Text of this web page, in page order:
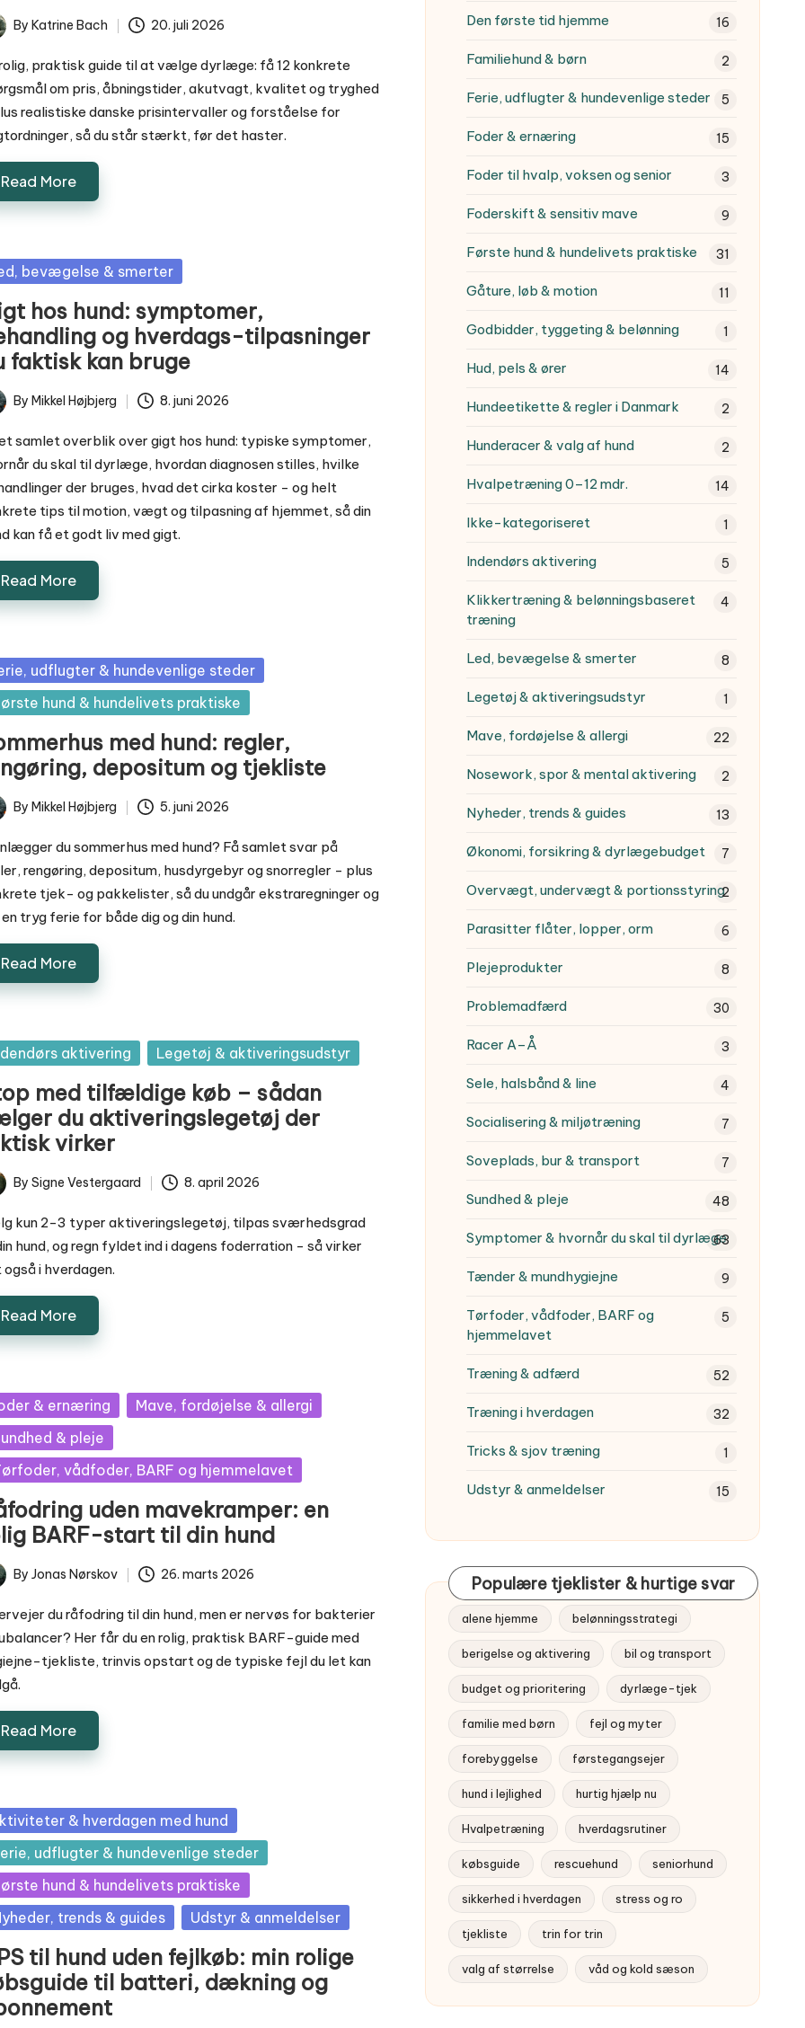
By Katrine Bach 20. juli 2026
praktisk guide til at vælge dyrlæge: få 12 konkrete
om pris, åbningstider, akutvagt, kvalitet og tryghed
realistiske danske prisintervaller og forståelse for
så du står stærkt, før det haster.
Read More
bevægelse & smerter
hos hund: symptomer,
og hverdags-tilpasninger
faktisk kan bruge
By Mikkel Højbjerg 8. juni 2026
samlet overblik over gigt hos hund: typiske symptomer,
du skal til dyrlæge, hvordan diagnosen stilles, hvilke
der bruges, hvad det cirka koster - og helt
tips til motion, vægt og tilpasning af hjemmet, så din
kan få et godt liv med gigt.
Read More
udflugter & hundevenlige steder
hund & hundelivets praktiske
med hund: regler,
depositum og tjekliste
By Mikkel Højbjerg 5. juni 2026
du sommerhus med hund? Få samlet svar på
rengøring, depositum, husdyrgebyr og snorregler - plus
tjek- og pakkelister, så du undgår ekstraregninger og
tryg ferie for både dig og din hund.
Read More
aktivering Legetøj & aktiveringsudstyr
med tilfældige køb – sådan
du aktiveringslegetøj der
virker
By Signe Vestergaard 8. april 2026
kun 2-3 typer aktiveringslegetøj, tilpas sværhedsgrad
hund, og regn fyldet ind i dagens foderration - så virker
i hverdagen.
Read More
& ernæring
Mave, fordøjelse & allergi
& pleje
vådfoder, BARF og hjemmelavet
uden mavekramper: en
BARF-start til din hund
By Jonas Nørskov 26. marts 2026
du råfodring til din hund, men er nervøs for bakterier
Her får du en rolig, praktisk BARF-guide med
tjekliste, trinvis opstart og de typiske fejl du let kan
Read More
& hverdagen med hund
udflugter & hundevenlige steder
hund & hundelivets praktiske
trends & guides
Udstyr & anmeldelser
til hund uden fejlkøb: min rolige
til batteri, dækning og
Den første tid hjemme 16
Familiehund & børn 2
Ferie, udflugter & hundevenlige steder 5
Foder & ernæring 15
Foder til hvalp, voksen og senior 3
Foderskift & sensitiv mave 9
Første hund & hundelivets praktiske 31
Gåture, løb & motion 11
Godbidder, tyggeting & belønning 1
Hud, pels & ører 14
Hundeetikette & regler i Danmark 2
Hunderacer & valg af hund 2
Hvalpetræning0–12 mdr. 14
Ikke-kategoriseret 1
Indendørs aktivering 5
Klikkertræning & belønningsbaseret
træning
4
Led, bevægelse & smerter 8
Legetøj & aktiveringsudstyr 1
Mave, fordøjelse & allergi 22
Nosework, spor & mental aktivering 2
Nyheder, trends & guides 13
Økonomi, forsikring & dyrlægebudget 7
Overvægt, undervægt & portionsstyring2
Parasitter flåter, lopper, orm 6
Plejeprodukter 8
Problemadfærd 30
Racer A–Å 3
Sele, halsbånd & line 4
Socialisering & miljøtræning 7
Soveplads, bur & transport 7
Sundhed & pleje 48
Symptomer & hvornår du skal til dyrlæge
63
Tænder & mundhygiejne 9
Tørfoder, vådfoder, BARF og
hjemmelavet
5
Træning & adfærd 52
Træning i hverdagen 32
Tricks & sjov træning 1
Udstyr & anmeldelser 15
Populære tjeklister & hurtige svar
alene hjemme belønningsstrategi
berigelse og aktivering bil og transport
budget og prioritering dyrlæge-tjek
familie med børn fejl og myter
forebyggelse førstegangsejer
hund i lejlighed hurtig hjælp nu
Hvalpetræning hverdagsrutiner
købsguide rescuehund seniorhund
sikkerhed i hverdagen stress og ro
tjekliste trin for trin
valg af størrelse våd og kold sæson